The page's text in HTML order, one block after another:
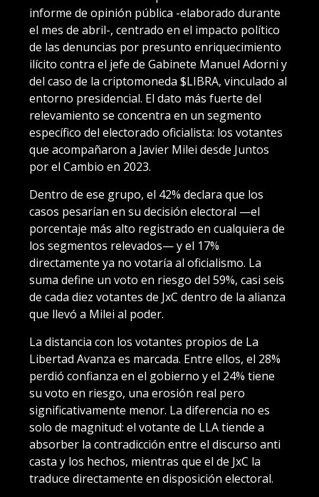
informe de opinión pública -elaborado durante
el mes de abril-, centrado en el impacto político
de las denuncias por presunto enriquecimiento
ilícito contra el jefe de Gabinete Manuel Adorni y
del caso de la criptomoneda $LIBRA, vinculado al
entorno presidencial. El dato más fuerte del
relevamiento se concentra en un segmento
específico del electorado oficialista: los votantes
que acompañaron a Javier Milei desde Juntos
por el Cambio en 2023.
Dentro de ese grupo, el 42% declara que los
casos pesarían en su decisión electoral —el
porcentaje más alto registrado en cualquiera de
los segmentos relevados— y el 17%
directamente ya no votaría al oficialismo. La
suma define un voto en riesgo del 59%, casi seis
de cada diez votantes de JxC dentro de la alianza
que llevó a Milei al poder.
La distancia con los votantes propios de La
Libertad Avanza es marcada. Entre ellos, el 28%
perdió confianza en el gobierno y el 24% tiene
su voto en riesgo, una erosión real pero
significativamente menor. La diferencia no es
solo de magnitud: el votante de LLA tiende a
absorber la contradicción entre el discurso anti
casta y los hechos, mientras que el de JxC la
traduce directamente en disposición electoral.